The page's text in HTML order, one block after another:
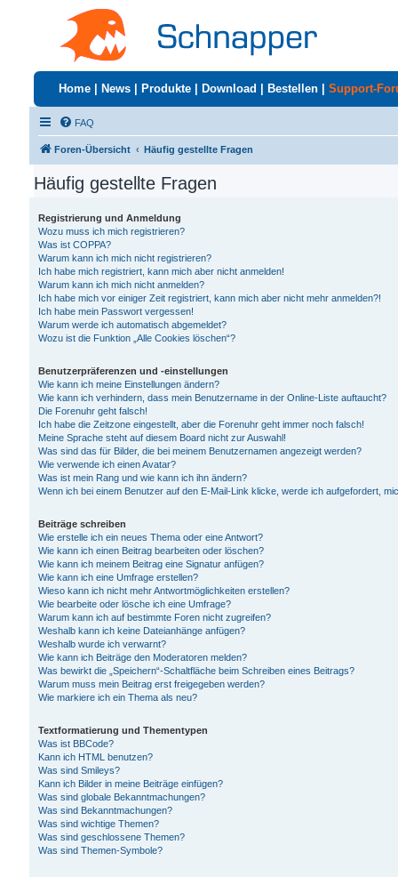
Home News Produkte Download Bestellen Support-
FAQ
Foren-Übersicht Häufig gestellte Fragen
Häufig gestellte Fragen
Registrierung und Anmeldung
Wozu muss ich mich registrieren?
Was ist COPPA?
Warum kann ich mich nicht registrieren?
Ich habe mich registriert, kann mich aber nicht anmelden!
Warum kann ich mich nicht anmelden?
Ich habe mich vor einiger Zeit registriert, kann mich aber nicht mehr anmelden?!
Ich habe mein Passwort vergessen!
Warum werde ich automatisch abgemeldet?
Wozu ist die Funktion „Alle Cookies löschen“?
Benutzerpräferenzen und -einstellungen
Wie kann ich meine Einstellungen ändern?
Wie kann ich verhindern, dass mein Benutzername in der Online-Liste auftaucht?
Die Forenuhr geht falsch!
Ich habe die Zeitzone eingestellt, aber die Forenuhr geht immer noch falsch!
Meine Sprache steht auf diesem Board nicht zur Auswahl!
Was sind das für Bilder, die bei meinem Benutzernamen angezeigt werden?
Wie verwende ich einen Avatar?
Was ist mein Rang und wie kann ich ihn ändern?
Wenn ich bei einem Benutzer auf den E-Mail-Link klicke, werde ich aufgefordert,
Beiträge schreiben
Wie erstelle ich ein neues Thema oder eine Antwort?
Wie kann ich einen Beitrag bearbeiten oder löschen?
Wie kann ich meinem Beitrag eine Signatur anfügen?
Wie kann ich eine Umfrage erstellen?
Wieso kann ich nicht mehr Antwortmöglichkeiten erstellen?
Wie bearbeite oder lösche ich eine Umfrage?
Warum kann ich auf bestimmte Foren nicht zugreifen?
Weshalb kann ich keine Dateianhänge anfügen?
Weshalb wurde ich verwarnt?
Wie kann ich Beiträge den Moderatoren melden?
Was bewirkt die „Speichern“-Schaltfläche beim Schreiben eines Beitrags?
Warum muss mein Beitrag erst freigegeben werden?
Wie markiere ich ein Thema als neu?
Textformatierung und Thementypen
Was ist BBCode?
Kann ich HTML benutzen?
Was sind Smileys?
Kann ich Bilder in meine Beiträge einfügen?
Was sind globale Bekanntmachungen?
Was sind Bekanntmachungen?
Was sind wichtige Themen?
Was sind geschlossene Themen?
Was sind Themen-Symbole?